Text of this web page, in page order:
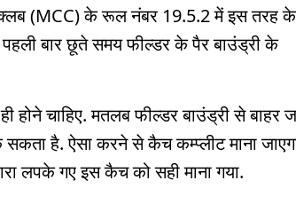
(MCC) के रूल नंबर 19.5.2 में इस तरह के
बार छूते समय फील्डर के पैर बाउंड्री के
चाहिए. मतलब फील्डर बाउंड्री से बाहर
है. ऐसा करने से कैच कम्प्लीट माना
लपके गए इस कैच को सही माना गया.